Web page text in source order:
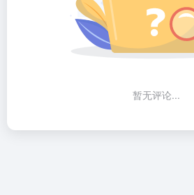
暂无评论...